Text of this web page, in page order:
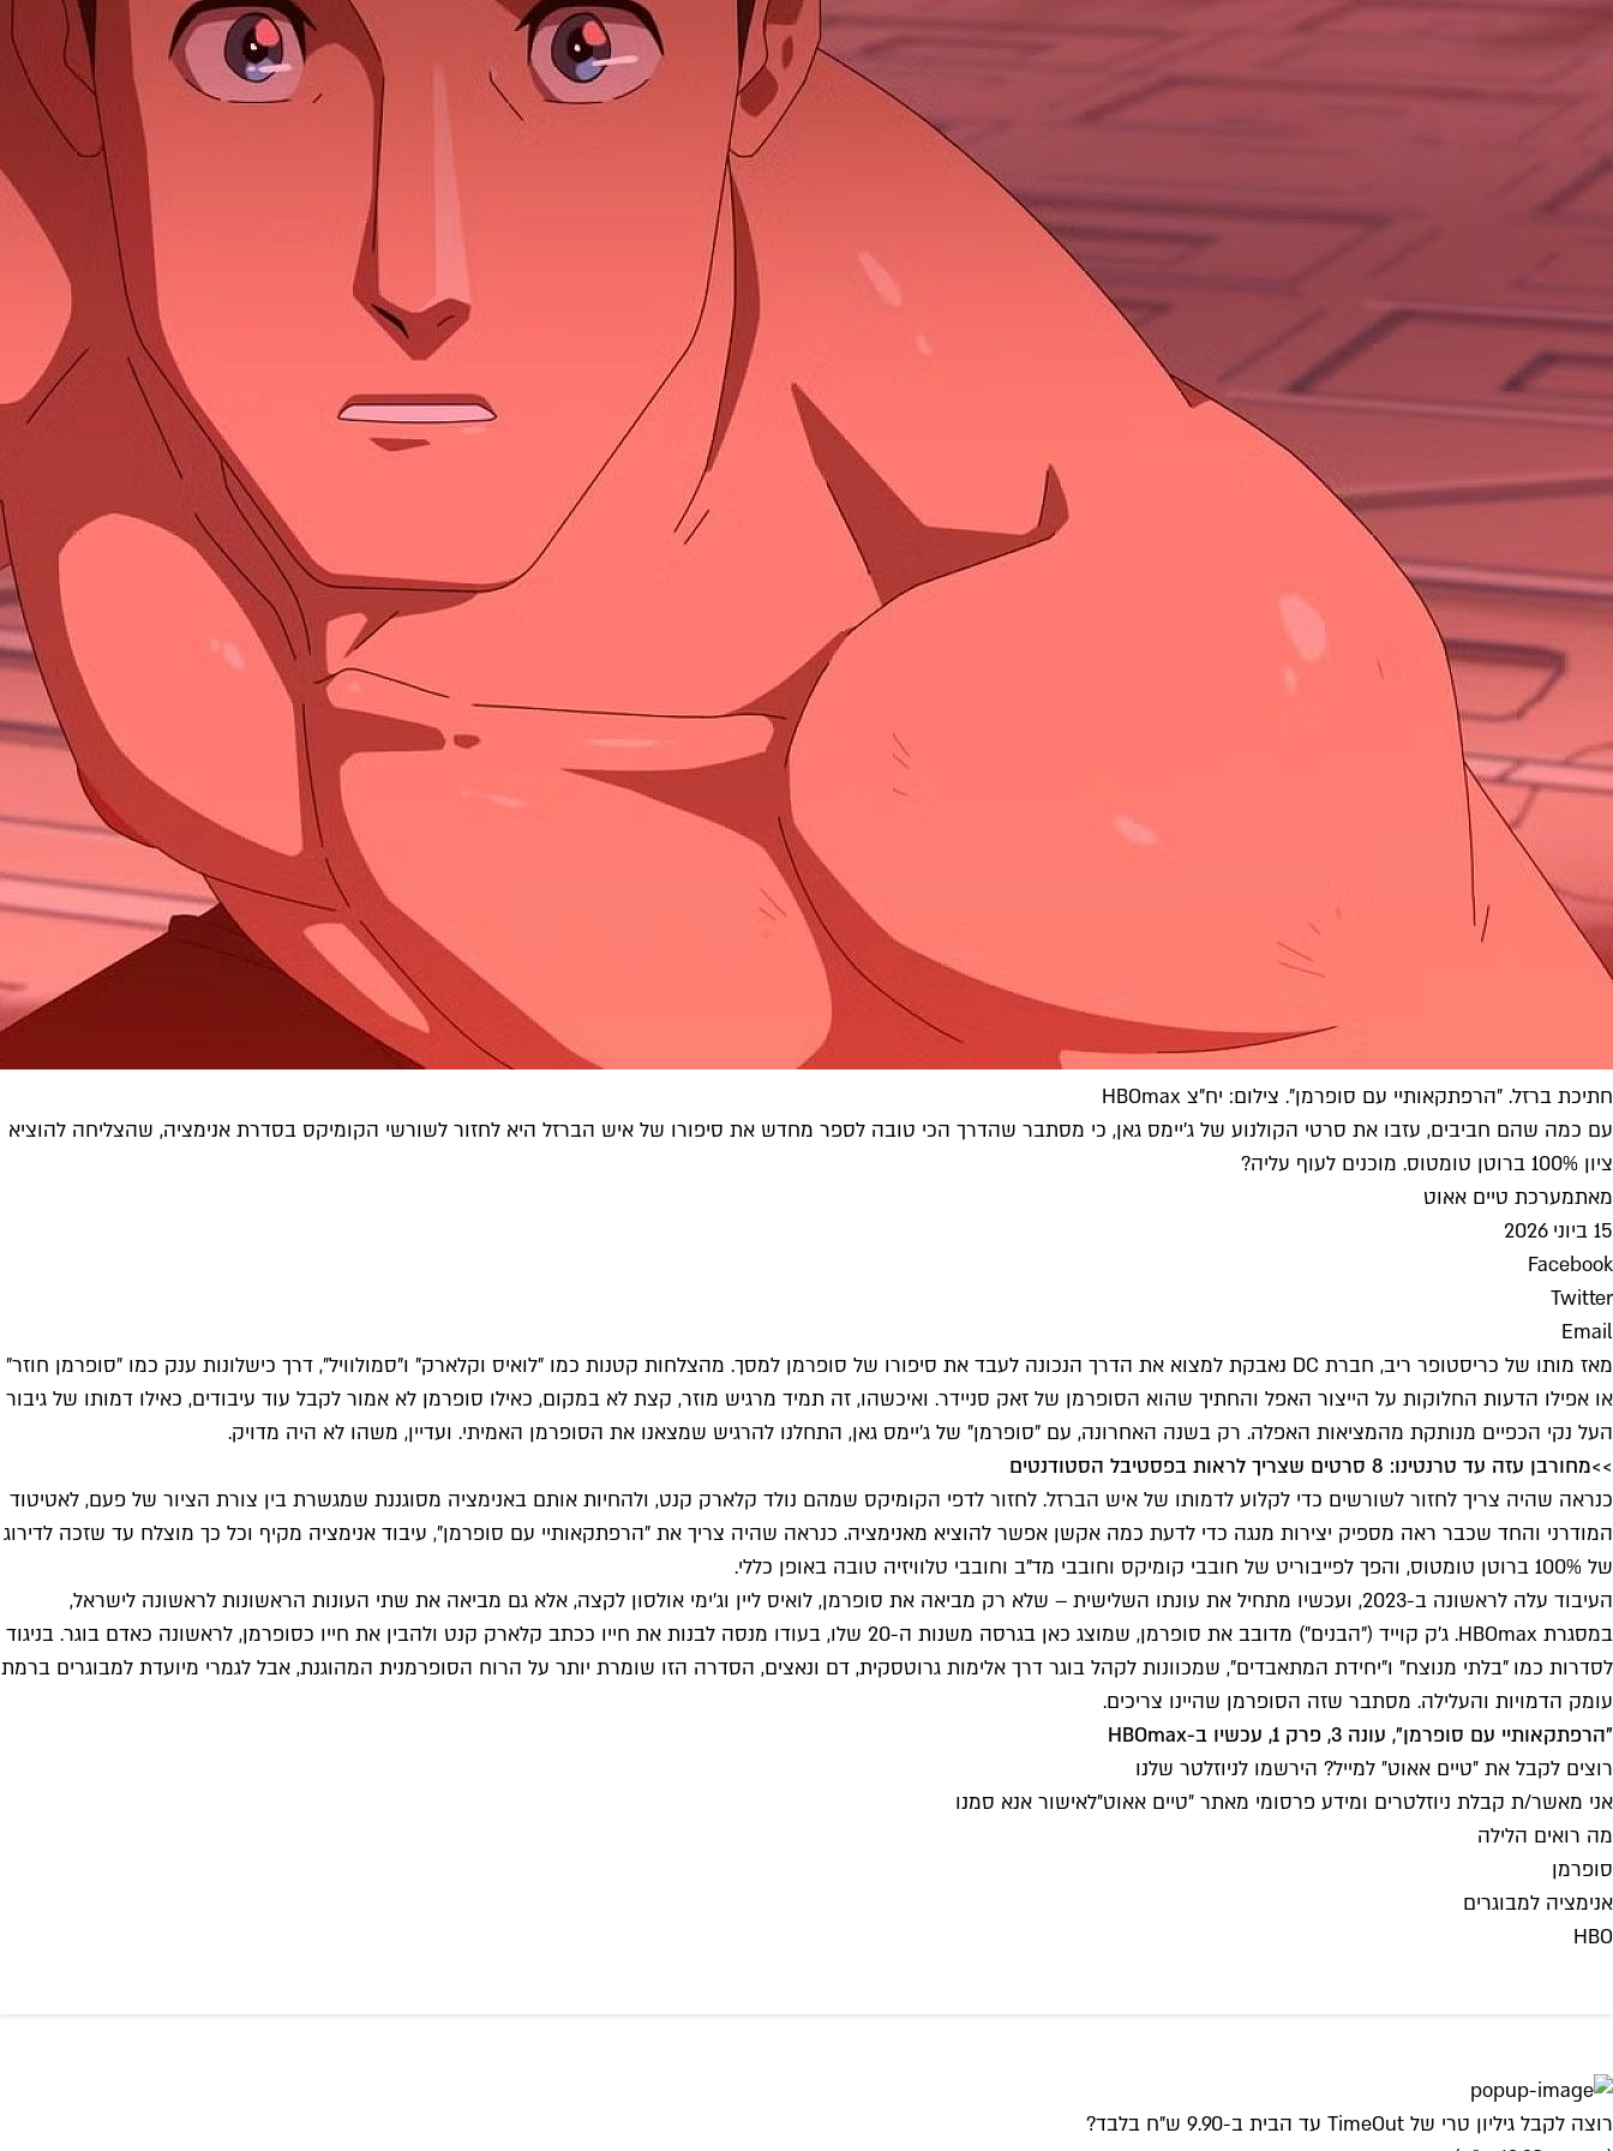
חתיכת ברזל. "הרפתקאותיי עם סופרמן". צילום: יח"צ HBOmax
עם כמה שהם חביבים, עזבו את סרטי הקולנוע של ג'יימס גאן, כי מסתבר שהדרך הכי טובה לספר מחדש את סיפורו של איש הברזל היא לחזור לשורשי הקומיקס בסדרת אנימציה, שהצליחה להוציא
ציון 100% ברוטן טומטוס. מוכנים לעוף עליה?
מאתמערכת טיים אאוט
15 ביוני 2026
Facebook
Twitter
Email
מאז מותו של כריסטופר ריב, חברת DC נאבקת למצוא את הדרך הנכונה לעבד את סיפורו של סופרמן למסך. מהצלחות קטנות כמו "לואיס וקלארק" ו"סמולוויל", דרך כישלונות ענק כמו "סופרמן חוזר"
או אפילו הדעות החלוקות על הייצור האפל והחתיך שהוא הסופרמן של זאק סניידר. ואיכשהו, זה תמיד מרגיש מוזר, קצת לא במקום, כאילו סופרמן לא אמור לקבל עוד עיבודים, כאילו דמותו של גיבור
העל נקי הכפיים מנותקת מהמציאות האפלה. רק בשנה האחרונה, עם "סופרמן" של ג'יימס גאן, התחלנו להרגיש שמצאנו את הסופרמן האמיתי. ועדיין, משהו לא היה מדויק.
>>מחורבן עזה עד טרנטינו: 8 סרטים שצריך לראות בפסטיבל הסטודנטים
כנראה שהיה צריך לחזור לשורשים כדי לקלוע לדמותו של איש הברזל. לחזור לדפי הקומיקס שמהם נולד קלארק קנט, ולהחיות אותם באנימציה מסוגננת שמגשרת בין צורת הציור של פעם, לאטיטוד
המודרני והחד שכבר ראה מספיק יצירות מנגה כדי לדעת כמה אקשן אפשר להוציא מאנימציה. כנראה שהיה צריך את "הרפתקאותיי עם סופרמן", עיבוד אנימציה מקיף וכל כך מוצלח עד שזכה לדירוג
של 100% ברוטן טומטוס, והפך לפייבוריט של חובבי קומיקס וחובבי מד"ב וחובבי טלוויזיה טובה באופן כללי.
העיבוד עלה לראשונה ב-2023, ועכשיו מתחיל את עונתו השלישית – שלא רק מביאה את סופרמן, לואיס ליין וג'ימי אולסון לקצה, אלא גם מביאה את שתי העונות הראשונות לראשונה לישראל,
במסגרת HBOmax. ג'ק קוייד ("הבנים") מדובב את סופרמן, שמוצג כאן בגרסה משנות ה-20 שלו, בעודו מנסה לבנות את חייו ככתב קלארק קנט ולהבין את חייו כסופרמן, לראשונה כאדם בוגר. בניגוד
לסדרות כמו "בלתי מנוצח" ו"יחידת המתאבדים", שמכוונות לקהל בוגר דרך אלימות גרוטסקית, דם ונאצים, הסדרה הזו שומרת יותר על הרוח הסופרמנית המהוגנת, אבל לגמרי מיועדת למבוגרים ברמת
עומק הדמויות והעלילה. מסתבר שזה הסופרמן שהיינו צריכים.
"הרפתקאותיי עם סופרמן", עונה 3, פרק 1, עכשיו ב-HBOmax
רוצים לקבל את ״טיים אאוט״ למייל? הירשמו לניוזלטר שלנו
אני מאשר/ת קבלת ניוזלטרים ומידע פרסומי מאתר ״טיים אאוט״לאישור אנא סמנו
מה רואים הלילה
סופרמן
אנימציה למבוגרים
HBO
רוצה לקבל גיליון טרי של TimeOut עד הבית ב-9.90 ש"ח בלבד?